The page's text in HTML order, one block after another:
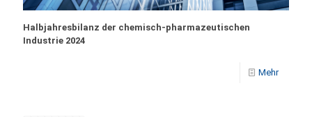
Halbjahresbilanz der chemisch-pharmazeutischen
Industrie 2024
Mehr